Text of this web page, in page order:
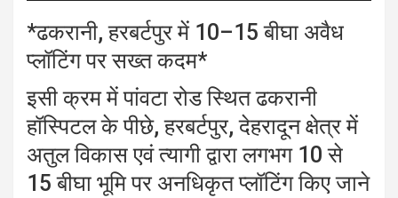
*ढकरानी, हरबर्टपुर में 10–15 बीघा अवैध
प्लॉटिंग पर सख्त कदम*
इसी क्रम में पांवटा रोड स्थित ढकरानी
हॉस्पिटल के पीछे, हरबर्टपुर, देहरादून क्षेत्र में
अतुल विकास एवं त्यागी द्वारा लगभग 10 से
15 बीघा भूमि पर अनधिकृत प्लॉटिंग किए जाने